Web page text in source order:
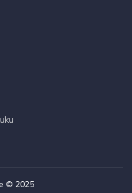
© 2025